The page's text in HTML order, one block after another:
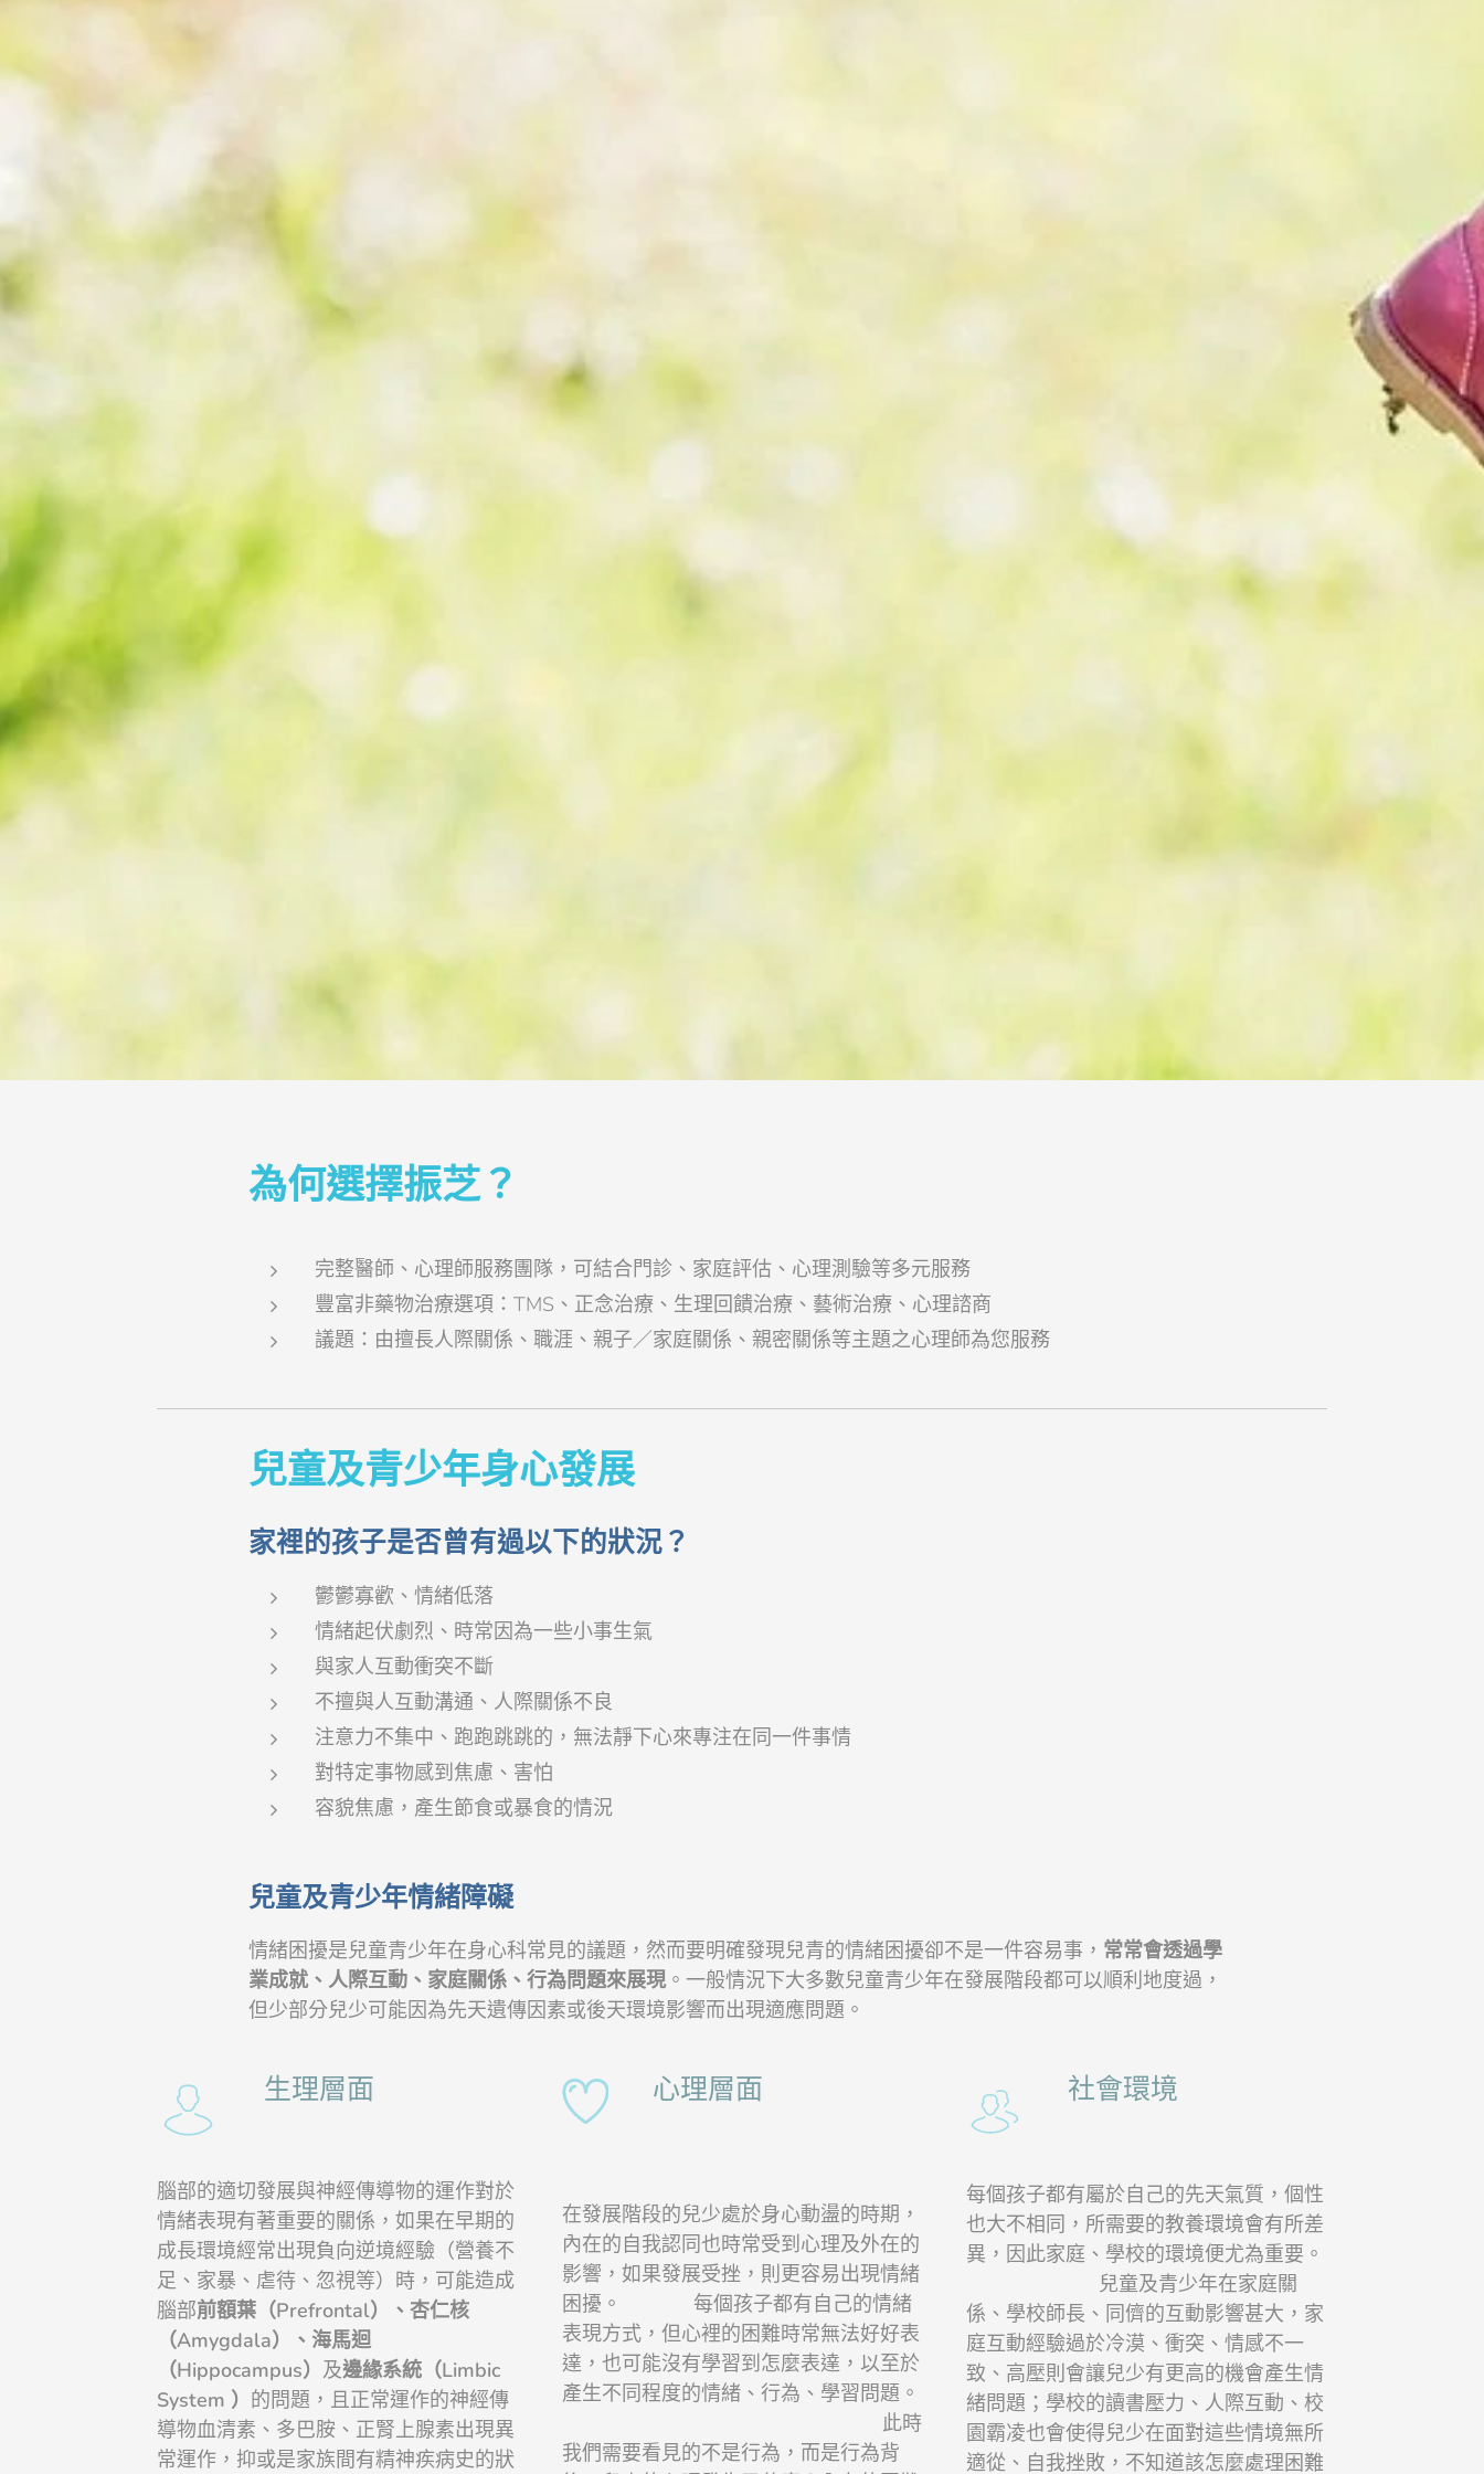
為何選擇振芝？
完整醫師、心理師服務團隊，可結合門診、家庭評估、心理測驗等多元服務
豐富非藥物治療選項：TMS、正念治療、生理回饋治療、藝術治療、心理諮商
議題：由擅長人際關係、職涯、親子／家庭關係、親密關係等主題之心理師為您服務
兒童及青少年身心發展
家裡的孩子是否曾有過以下的狀況？
鬱鬱寡歡、情緒低落
情緒起伏劇烈、時常因為一些小事生氣
與家人互動衝突不斷
不擅與人互動溝通、人際關係不良
注意力不集中、跑跑跳跳的，無法靜下心來專注在同一件事情
對特定事物感到焦慮、害怕
容貌焦慮，產生節食或暴食的情況
兒童及青少年情緒障礙
情緒困擾是兒童青少年在身心科常見的議題，然而要明確發現兒青的情緒困擾卻不是一件容易事， 常常會透過學
業成就、人際互動、家庭關係、行為問題來展現。一般情況下大多數兒童青少年在發展階段都可以順利地度過，
但少部分兒少可能因為先天遺傳因素或後天環境影響而出現適應問題。
生理層面
腦部的適切發展與神經傳導物的運作對於
情緒表現有著重要的關係，如果在早期的
成長環境經常出現負向逆境經驗（營養不
足、家暴、虐待、忽視等）時，可能造成
腦部前額葉（Prefrontal）、杏仁核
（Amygdala）、海馬迴
（Hippocampus） 及邊緣系統（Limbic
System ） 的問題，且正常運作的神經傳
導物血清素、多巴胺、正腎上腺素出現異
常運作，抑或是家族間有精神疾病史的狀
心理層面
在發展階段的兒少處於身心動盪的時期，
內在的自我認同也時常受到心理及外在的
影響，如果發展受挫，則更容易出現情緒
困擾。 每個孩子都有自己的情緒
表現方式，但心裡的困難時常無法好好表
達，也可能沒有學習到怎麼表達，以至於
產生不同程度的情緒、行為、學習問題。
此時
我們需要看見的不是行為，而是行為背
社會環境
每個孩子都有屬於自己的先天氣質，個性
也大不相同，所需要的教養環境會有所差
異，因此家庭、學校的環境便尤為重要。
兒童及青少年在家庭關
係、學校師長、同儕的互動影響甚大，家
庭互動經驗過於冷漠、衝突、情感不一
致、高壓則會讓兒少有更高的機會產生情
緒問題；學校的讀書壓力、人際互動、校
園霸凌也會使得兒少在面對這些情境無所
適從、自我挫敗，不知道該怎麼處理困難